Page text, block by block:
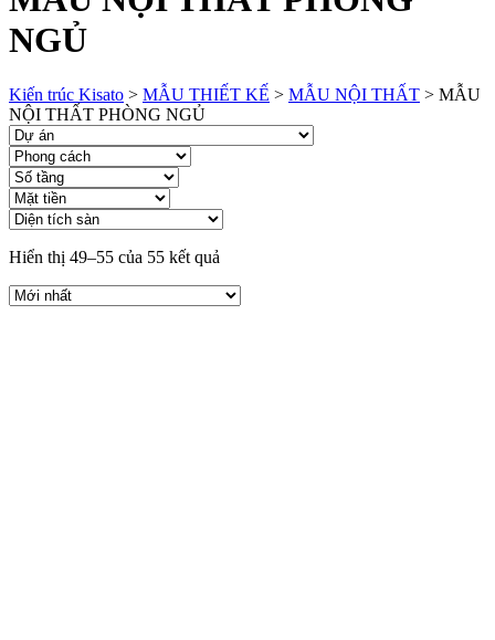
NGỦ
Kiến trúc Kisato > MẪU THIẾT KẾ > MẪU NỘI THẤT > MẪU
NỘI THẤT PHÒNG NGỦ
Hiển thị 49–55 của 55 kết quả